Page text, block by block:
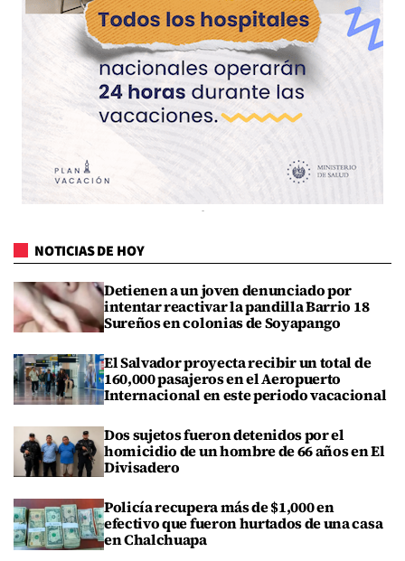
NOTICIAS DE HOY
Detienen a un joven denunciado por
intentar reactivar la pandilla Barrio 18
Sureños en colonias de Soyapango
El Salvador proyecta recibir un total de
160,000 pasajeros en el Aeropuerto
Internacional en este periodo vacacional
Dos sujetos fueron detenidos por el
homicidio de un hombre de 66 años en El
Divisadero
Policía recupera más de $1,000 en
efectivo que fueron hurtados de una casa
en Chalchuapa